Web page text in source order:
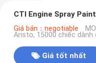
CTI Engine Spray
Giá bán：negotiable
Aristo, 15000 chiếc
Giá tốt nhất